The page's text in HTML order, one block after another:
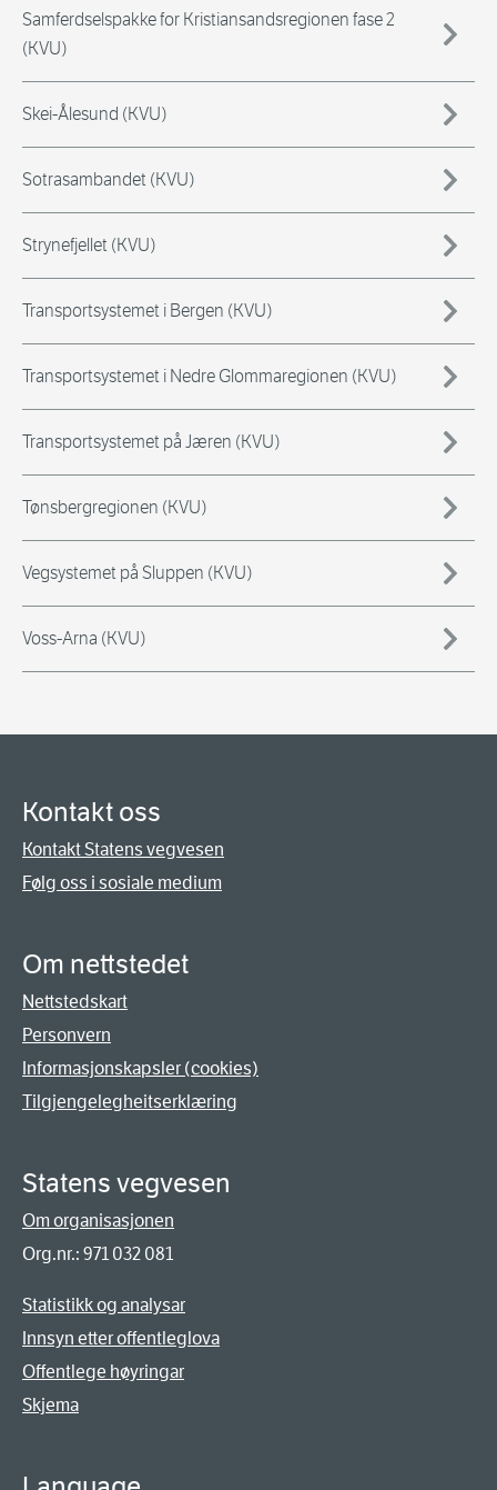
Samferdselspakke for Kristiansandsregionen fase 2
(KVU)
Skei-Ålesund (KVU)
Sotrasambandet (KVU)
Strynefjellet (KVU)
Transportsystemet i Bergen (KVU)
Transportsystemet i Nedre Glommaregionen (KVU)
Transportsystemet på Jæren (KVU)
Tønsbergregionen (KVU)
Vegsystemet på Sluppen (KVU)
Voss-Arna (KVU)
Kontakt oss
Kontakt Statens vegvesen
Følg oss i sosiale medium
Om nettstedet
Nettstedskart
Personvern
Informasjonskapsler (cookies)
Tilgjengelegheitserklæring
Statens vegvesen
Om organisasjonen
Org.nr.: 971 032 081
Statistikk og analysar
Innsyn etter offentleglova
Offentlege høyringar
Skjema